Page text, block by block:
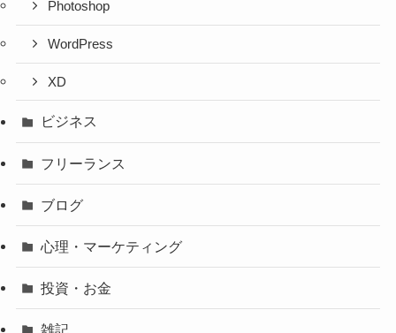
Photoshop
WordPress
XD
ビジネス
フリーランス
ブログ
心理・マーケティング
投資・お金